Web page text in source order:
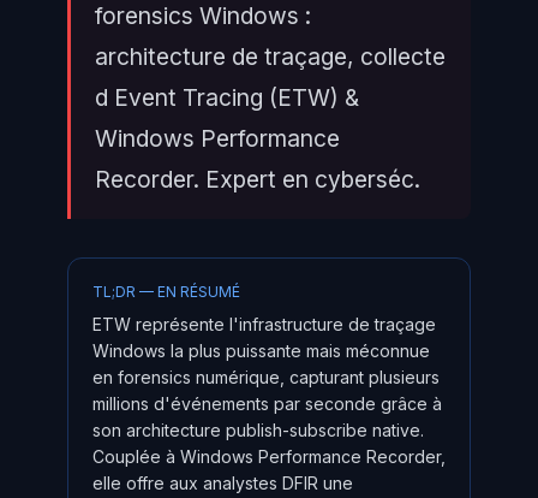
forensics Windows :
architecture de traçage, collecte
d Event Tracing (ETW) &
Windows Performance
Recorder. Expert en cyberséc.
TL;DR — EN RÉSUMÉ
ETW représente l'infrastructure de traçage
Windows la plus puissante mais méconnue
en forensics numérique, capturant plusieurs
millions d'événements par seconde grâce à
son architecture publish-subscribe native.
Couplée à Windows Performance Recorder,
elle offre aux analystes DFIR une